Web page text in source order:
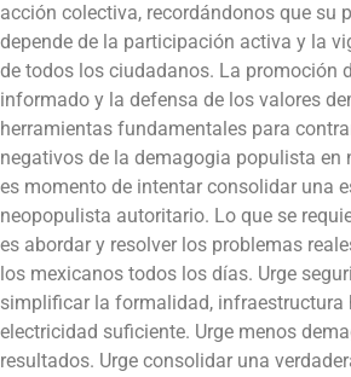
acción colectiva, recordándonos que su
depende de la participación activa y la
de todos los ciudadanos. La promoción
informado y la defensa de los valores
herramientas fundamentales para
negativos de la demagogia populista en
es momento de intentar consolidar una
neopopulista autoritario. Lo que se
es abordar y resolver los problemas
los mexicanos todos los días. Urge
simplificar la formalidad, infraestructura
electricidad suficiente. Urge menos
resultados. Urge consolidar una